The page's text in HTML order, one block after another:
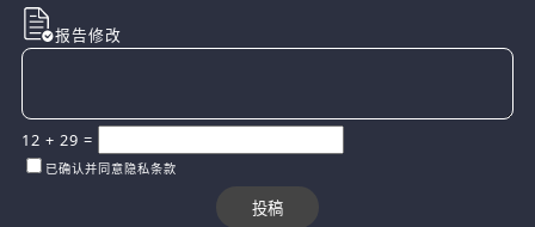
报告修改
12 + 29 =
已确认并同意隐私条款